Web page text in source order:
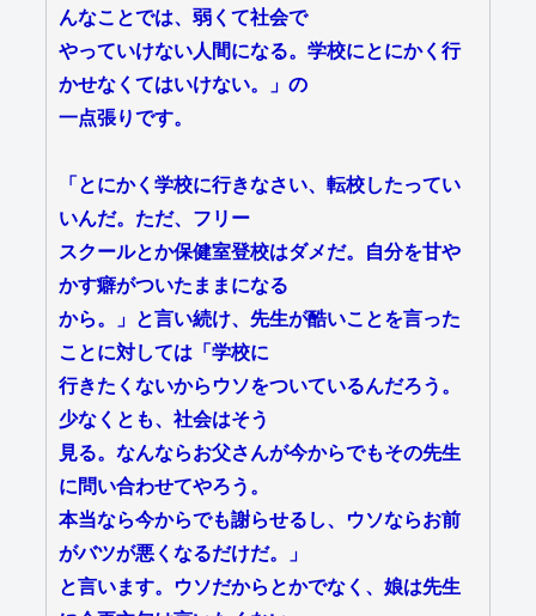
んなことでは、弱くて社会で
やっていけない人間になる。学校にとにかく行
かせなくてはいけない。」の
一点張りです。
「とにかく学校に行きなさい、転校したってい
いんだ。ただ、フリー
スクールとか保健室登校はダメだ。自分を甘や
かす癖がついたままになる
から。」と言い続け、先生が酷いことを言った
ことに対しては「学校に
行きたくないからウソをついているんだろう。
少なくとも、社会はそう
見る。なんならお父さんが今からでもその先生
に問い合わせてやろう。
本当なら今からでも謝らせるし、ウソならお前
がバツが悪くなるだけだ。」
と言います。ウソだからとかでなく、娘は先生